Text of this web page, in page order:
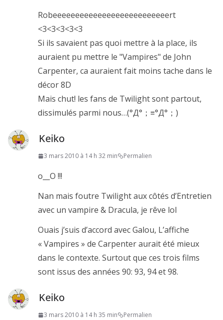
Robeeeeeeeeeeeeeeeeeeeeeeeeeert
<3<3<3<3<3
Si ils savaient pas quoi mettre à la place, ils
auraient pu mettre le "Vampires" de John
Carpenter, ca auraient fait moins tache dans le
décor 8D
Mais chut! les fans de Twilight sont partout,
dissimulés parmi nous…(°Д°；≡°Д°；)
Keiko
3 mars 2010 à 14 h 32 min Permalien
o__O !!!
Nan mais foutre Twilight aux côtés d’Entretien
avec un vampire & Dracula, je rêve lol
Ouais j’suis d’accord avec Galou, L’affiche
« Vampires » de Carpenter aurait été mieux
dans le contexte. Surtout que ces trois films
sont issus des années 90: 93, 94 et 98.
Keiko
3 mars 2010 à 14 h 35 min Permalien